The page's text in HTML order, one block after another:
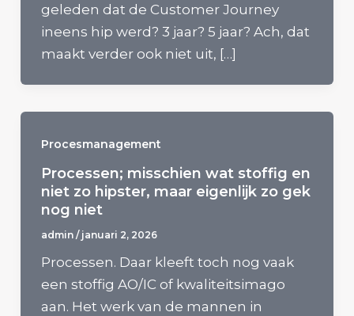
geleden dat de Customer Journey
ineens hip werd? 3 jaar? 5 jaar? Ach, dat
maakt verder ook niet uit, […]
Procesmanagement
Processen; misschien wat stoffig en
niet zo hipster, maar eigenlijk zo gek
nog niet
admin / januari 2, 2026
Processen. Daar kleeft toch nog vaak
een stoffig AO/IC of kwaliteitsimago
aan. Het werk van de mannen in